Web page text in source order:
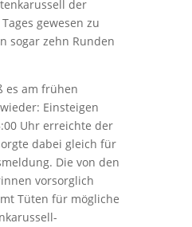
der
gewesen zu
sogar zehn Runden
es am frühen
Einsteigen
Uhr erreichte der
dabei gleich für
Die von den
vorsorglich
Tüten für mögliche